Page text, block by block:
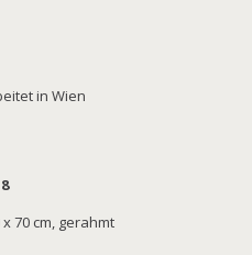
in Wien
70 cm, gerahmt